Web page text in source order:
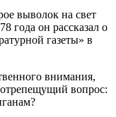
выволок на свет
года он рассказал о
газеты» в
внимания,
вопрос: